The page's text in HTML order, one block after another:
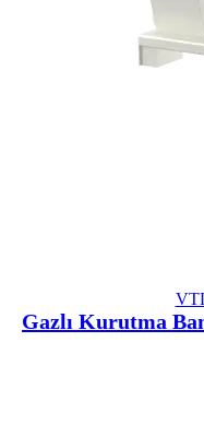
Gazlı Kurutma